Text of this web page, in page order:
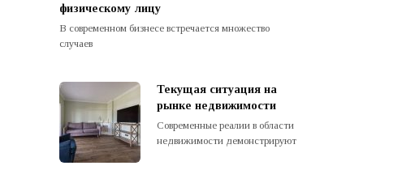
физическому лицу
В современном бизнесе встречается множество
случаев
Текущая ситуация на
рынке недвижимости
Современные реалии в области
недвижимости демонстрируют